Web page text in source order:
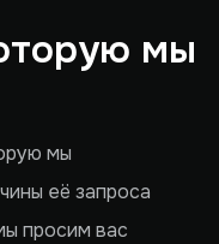
мы
мы
её запроса
просим вас